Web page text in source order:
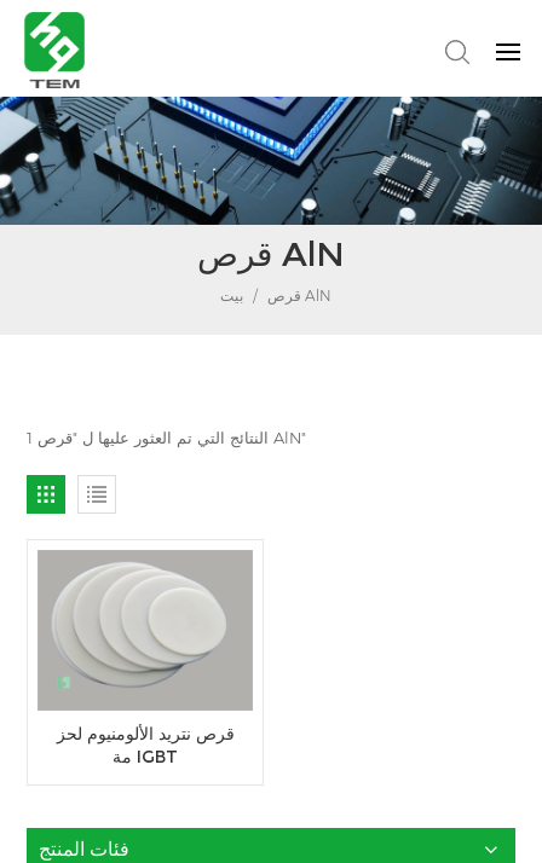
قرص AlN
بيت / قرص AlN
1 النتائج التي تم العثور عليها ل "قرص AlN"
قرص نتريد الألومنيوم لحز
مة IGBT
فئات المنتج